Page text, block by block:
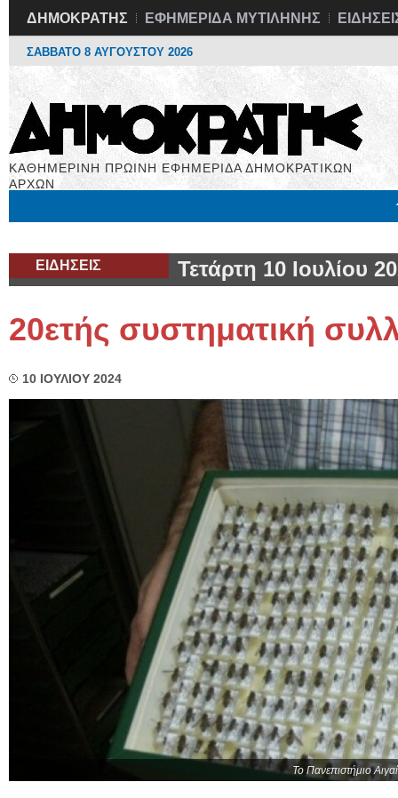
ΔΗΜΟΚΡΑΤΗΣ ΕΦΗΜΕΡΙΔΑ ΜΥΤΙΛΗΝΗΣ
ΣΑΒΒΑΤΟ 8 ΑΥΓΟΥΣΤΟΥ 2026
ΚΑΘΗΜΕΡΙΝΗ ΠΡΩΙΝΗ ΕΦΗΜΕΡΙΔΑ ΔΗΜΟΚΡΑΤΙΚΩΝ
ΑΡΧΩΝ
ΕΙΔΗΣΕΙΣ Τετάρτη 10 Ιουλίου
20ετής συστηματική
10 ΙΟΥΛΙΟΥ 2024
Το Πανεπιστήμιο